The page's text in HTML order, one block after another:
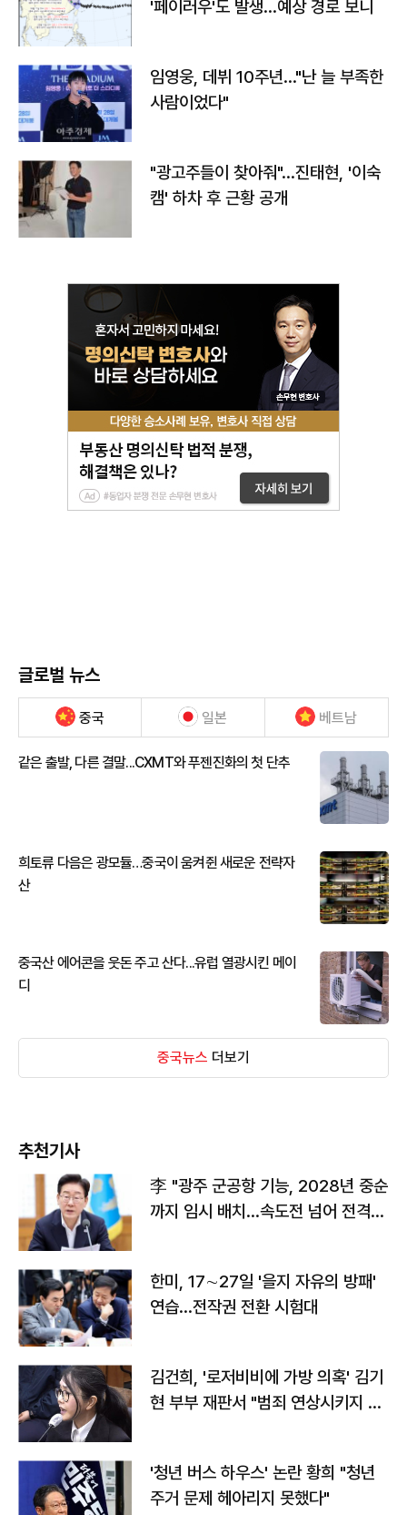
'페이러우'도 발생…예상 경로 보니
임영웅, 데뷔 10주년…"난 늘 부족한
사람이었다"
"광고주들이 찾아줘"…진태현, '이숙
캠' 하차 후 근황 공개
글로벌 뉴스
중국 일본 베트남
같은 출발, 다른 결말...CXMT와 푸젠진화의 첫 단추
희토류 다음은 광모듈…중국이 움켜쥔 새로운 전략자
산
중국산 에어콘을 웃돈 주고 산다...유럽 열광시킨 메이
디
중국뉴스 더보기
추천기사
李 "광주 군공항 기능, 2028년 중순
까지 임시 배치…속도전 넘어 전격
한미, 17∼27일 '을지 자유의 방패'
연습…전작권 전환 시험대
김건희, '로저비비에 가방 의혹' 김기
현 부부 재판서 "범죄 연상시키지 말
'청년 버스 하우스' 논란 황희 "청년
주거 문제 헤아리지 못했다"